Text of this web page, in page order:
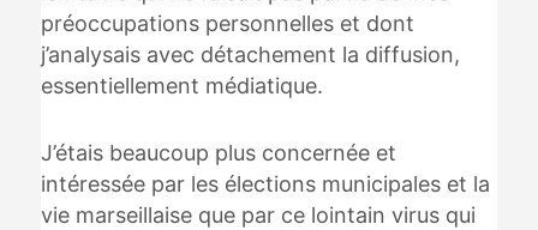
préoccupations personnelles et dont
j’analysais avec détachement la diffusion,
essentiellement médiatique.
J’étais beaucoup plus concernée et
intéressée par les élections municipales et la
vie marseillaise que par ce lointain virus qui